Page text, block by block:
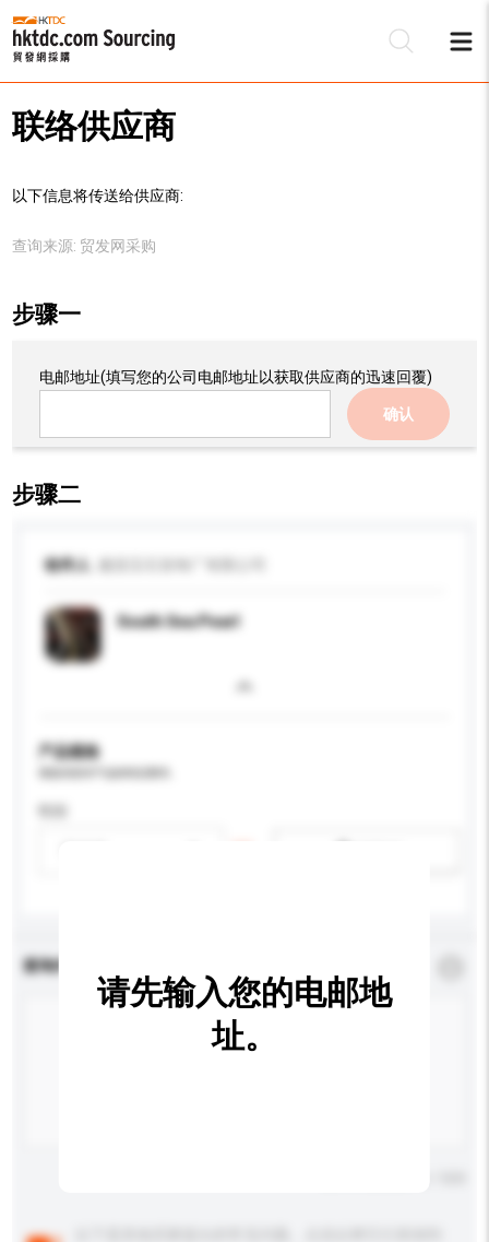
联络供应商
以下信息将传送给供应商:
查询来源: 贸发网采购
步骤一
电邮地址(填写您的公司电邮地址以获取供应商的迅速回覆)
确认
步骤二
收件人
South Sea Pearl
产品规格
查询内容
请先输入您的电邮地
址。